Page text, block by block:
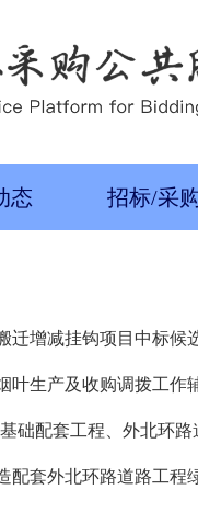
态 招标/采
迁增减挂钩项目中标候
叶生产及收购调拨工作
础配套工程、外北环
配套外北环路道路工程